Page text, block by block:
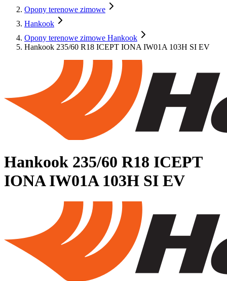
Opony terenowe zimowe
Hankook
Opony terenowe zimowe Hankook
Hankook 235/60 R18 ICEPT IONA IW01A 103H SI EV
Hankook 235/60 R18 ICEPT
IONA IW01A 103H SI EV